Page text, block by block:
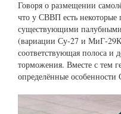
Говоря о размещении
что у СВВП есть
существующими палубными
(вариации Су-27 и МиГ-
соответствующая полоса и
торможения. Вместе с тем
определённые